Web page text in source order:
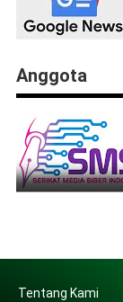
Anggota
Tentang Kami